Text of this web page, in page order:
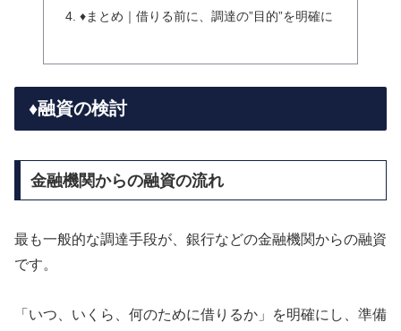
♦️まとめ｜借りる前に、調達の”目的”を明確に
♦️融資の検討
金融機関からの融資の流れ
最も一般的な調達手段が、銀行などの金融機関からの融資
です。
「いつ、いくら、何のために借りるか」を明確にし、準備